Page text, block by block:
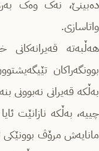
دەبینێ، نەک وەک
واتاسازی.
هەڵبەتە
بوونگەراکان
بەڵکە قەیرانی نەبوونی
چییە، بەڵکە نازانێت
مانایەش مرۆڤ بوونێکی